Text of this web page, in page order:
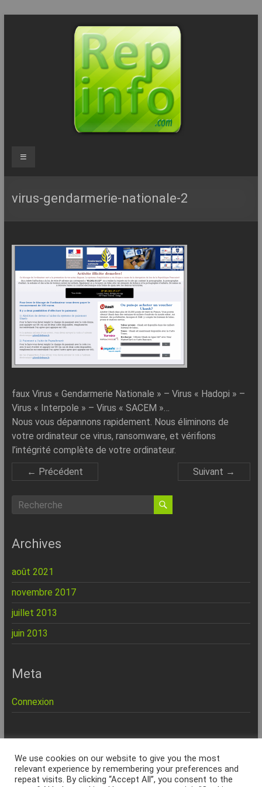
Repinfo.com
Formation
–
Depannage
Internet
l’Informatique
Expliquée
Simplement
Menu
virus-gendarmerie-nationale-2
faux Virus « Gendarmerie Nationale » – Virus « Hadopi » –
Virus « Interpole » – Virus « SACEM »…
Nous vous dépannons rapidement. Nous éliminons de
votre ordinateur ce virus, ransomware, et vérifions
l’intégrité complète de votre ordinateur.
← Précédent
Suivant →
Archives
août 2021
novembre 2017
juillet 2013
juin 2013
Meta
Connexion
Marseille
We use cookies on our website to give you the most
relevant experience by remembering your preferences and
repeat visits. By clicking “Accept All”, you consent to the